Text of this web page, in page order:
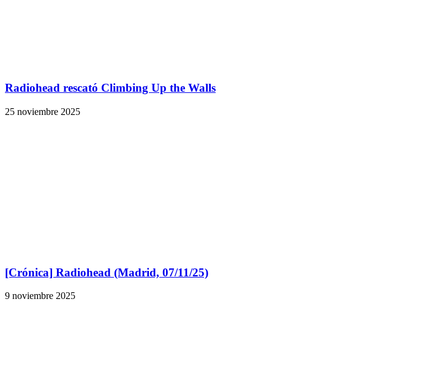
Radiohead rescató Climbing Up the Walls
25 noviembre 2025
[Crónica] Radiohead (Madrid, 07/11/25)
9 noviembre 2025